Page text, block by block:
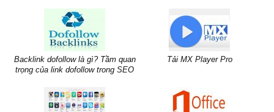
Backlink dofollow là gì? Tầm quan
trọng của link dofollow trong SEO
Tải MX Player Pro